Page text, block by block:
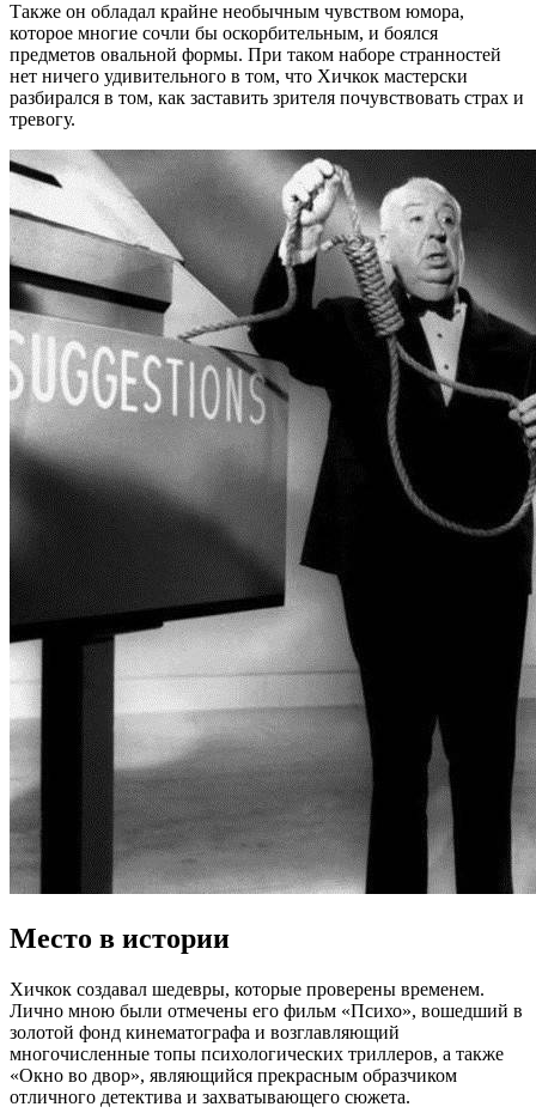
Также он обладал крайне необычным чувством юмора,
которое многие сочли бы оскорбительным, и боялся
предметов овальной формы. При таком наборе странностей
нет ничего удивительного в том, что Хичкок мастерски
разбирался в том, как заставить зрителя почувствовать страх и
тревогу.
Место в истории
Хичкок создавал шедевры, которые проверены временем.
Лично мною были отмечены его фильм «Психо», вошедший в
золотой фонд кинематографа и возглавляющий
многочисленные топы психологических триллеров, а также
«Окно во двор», являющийся прекрасным образчиком
отличного детектива и захватывающего сюжета.